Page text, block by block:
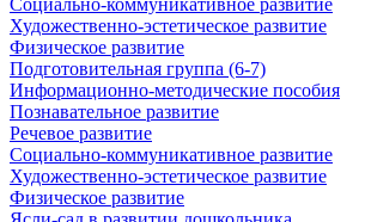
Социально-коммуникативное развитие
Художественно-эстетическое развитие
Физическое развитие
Подготовительная группа (6-7)
Информационно-методические пособия
Познавательное развитие
Речевое развитие
Социально-коммуникативное развитие
Художественно-эстетическое развитие
Физическое развитие